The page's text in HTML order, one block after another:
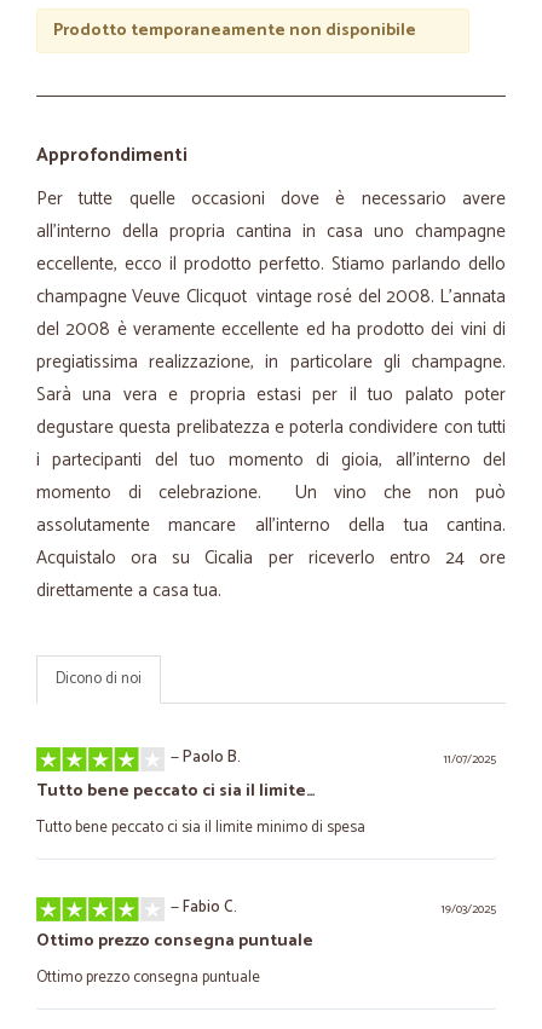
Prodotto temporaneamente non disponibile
Approfondimenti
Per tutte quelle occasioni dove è necessario avere
all'interno della propria cantina in casa uno champagne
eccellente, ecco il prodotto perfetto. Stiamo parlando dello
champagne Veuve Clicquot vintage rosé del 2008. L'annata
del 2008 è veramente eccellente ed ha prodotto dei vini di
pregiatissima realizzazione, in particolare gli champagne.
Sarà una vera e propria estasi per il tuo palato poter
degustare questa prelibatezza e poterla condividere con tutti
i partecipanti del tuo momento di gioia, all’interno del
momento di celebrazione. Un vino che non può
assolutamente mancare all'interno della tua cantina.
Acquistalo ora su Cicalia per riceverlo entro 24 ore
direttamente a casa tua.
Dicono di noi
11/07/2025
—Paolo B.
Tutto bene peccato ci sia il limite…
Tutto bene peccato ci sia il limite minimo di spesa
19/03/2025
—Fabio C.
Ottimo prezzo consegna puntuale
Ottimo prezzo consegna puntuale